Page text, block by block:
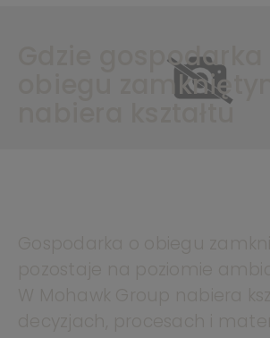
Gdzie gospodarka o
obiegu zamkniętym
nabiera kształtu